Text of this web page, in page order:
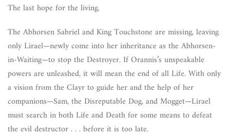
The last hope for the living.
The Abhorsen Sabriel and King Touchstone are missing, leaving
only Lirael—newly come into her inheritance as the Abhorsen-
in-Waiting—to stop the Destroyer. If Orannis’s unspeakable
powers are unleashed, it will mean the end of all Life. With only
a vision from the Clayr to guide her and the help of her
companions—Sam, the Disreputable Dog, and Mogget—Lirael
must search in both Life and Death for some means to defeat
the evil destructor . . . before it is too late.